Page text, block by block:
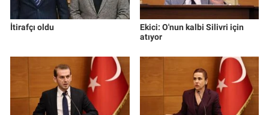
İtirafçı oldu
Ekici: O'nun kalbi Silivri için
atıyor